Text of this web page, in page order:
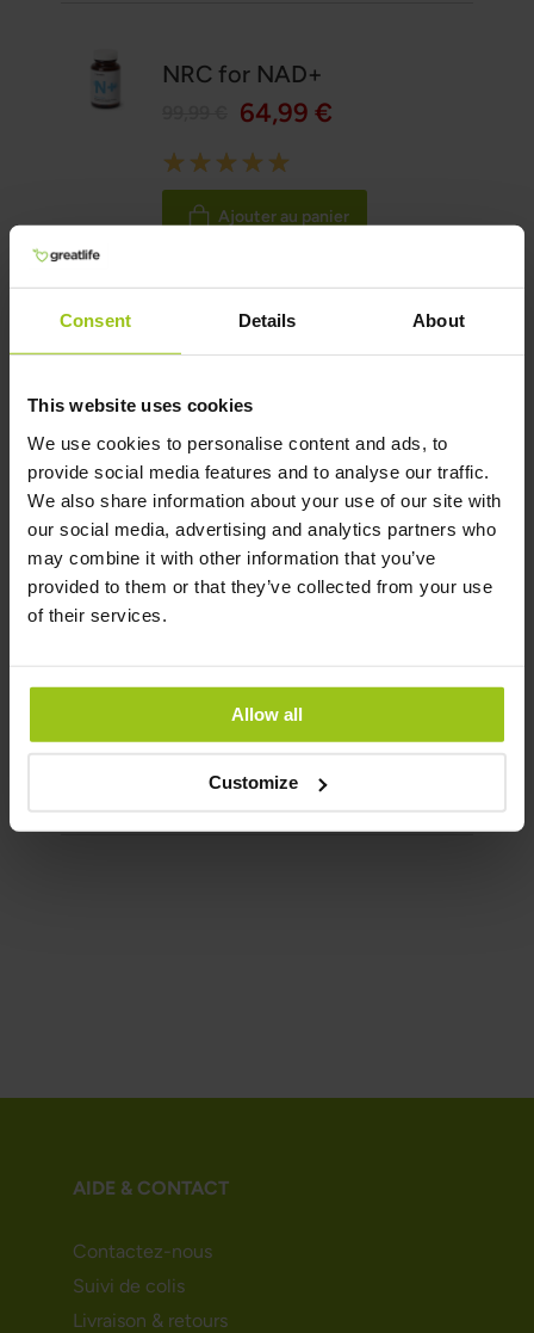
Consent Details About
This website uses cookies
We use cookies to personalise content and ads, to
provide social media features and to analyse our traffic.
We also share information about your use of our site with
our social media, advertising and analytics partners who
may combine it with other information that you’ve
provided to them or that they’ve collected from your use
of their services.
Allow all
Customize
NRC for NAD+
64,99 €
Rating:
100%
Ajouter au panier
100%
Ajouter au panier
100%
Ajouter au panier
AIDE & CONTACT
Contactez-nous
Suivi de colis
Livraison & retours